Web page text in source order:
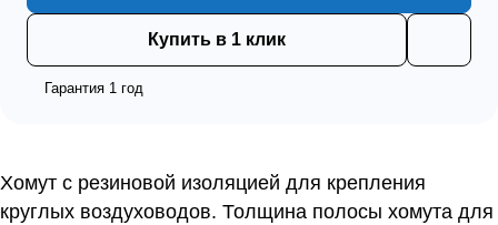
Купить в 1 клик
Гарантия 1 год
Хомут с резиновой изоляцией для крепления
круглых воздуховодов. Толщина полосы хомута для